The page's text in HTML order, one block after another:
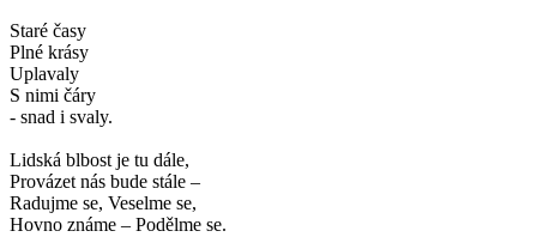
Staré časy
Plné krásy
Uplavaly
S nimi čáry
- snad i svaly.
Lidská blbost je tu dále,
Provázet nás bude stále –
Radujme se, Veselme se,
Hovno známe – Podělme se.